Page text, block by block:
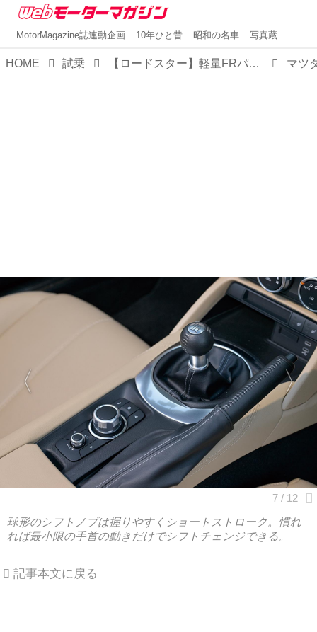
MotorMagazine誌連動企画 10年ひと昔 昭和の名車 写真蔵
HOME 試乗 【ロードスター】軽量FRパッケージ×マツダの執念が生んだ、世界を幸せにするオープンスポーツを再考する
球形のシフトノブは握りやすくショートストローク。慣れ
れば最小限の手首の動きだけでシフトチェンジできる。
記事本文に戻る